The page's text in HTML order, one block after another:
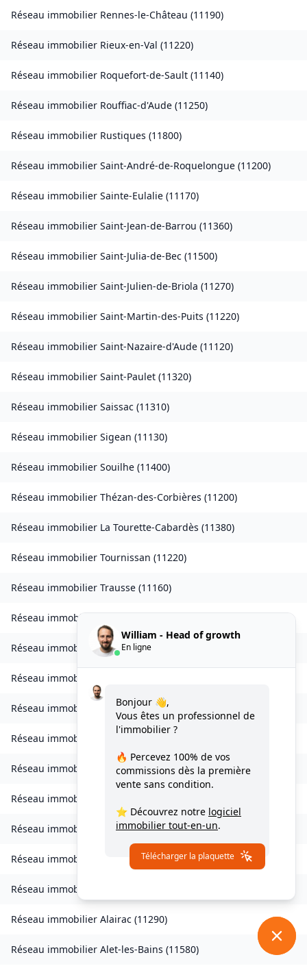
Réseau immobilier Rennes-le-Château (11190)
Réseau immobilier Rieux-en-Val (11220)
Réseau immobilier Roquefort-de-Sault (11140)
Réseau immobilier Rouffiac-d'Aude (11250)
Réseau immobilier Rustiques (11800)
Réseau immobilier Saint-André-de-Roquelongue (11200)
Réseau immobilier Sainte-Eulalie (11170)
Réseau immobilier Saint-Jean-de-Barrou (11360)
Réseau immobilier Saint-Julia-de-Bec (11500)
Réseau immobilier Saint-Julien-de-Briola (11270)
Réseau immobilier Saint-Martin-des-Puits (11220)
Réseau immobilier Saint-Nazaire-d'Aude (11120)
Réseau immobilier Saint-Paulet (11320)
Réseau immobilier Saissac (11310)
Réseau immobilier Sigean (11130)
Réseau immobilier Souilhe (11400)
Réseau immobilier Thézan-des-Corbières (11200)
Réseau immobilier La Tourette-Cabardès (11380)
Réseau immobilier Tournissan (11220)
Réseau immobilier Trausse (11160)
Réseau immobilier
Réseau immobilierValmigère(
Réseau immobilier
Réseau immobilier Verdun-en-Lauragais
Réseau immobilier
Réseau immobilier Villalier(11600)
Réseau immobilier
Réseau immobilier Villardebelle(11580)
Réseau immobilier Villarzel-Cabardès( 11600)
Réseau immobilier
Réseau immobilier Alairac (11290)
Réseau immobilier Alet-les-Bains (11580)
William - Head of growth
En ligne
Bonjour 👋,
Vous êtes un professionnel de
l'immobilier ?
🔥 Percevez 100% de vos
commissions dès la première
vente sans condition.
⭐ Découvrez notre logiciel
immobilier tout-en-un.
Télécharger la plaquette